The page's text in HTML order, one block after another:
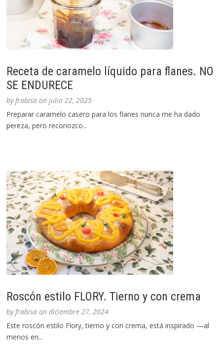
Receta de caramelo líquido para flanes. NO
SE ENDURECE
byfrabisa onjulio 22, 2025
Preparar caramelo casero para los flanes nunca me ha dado
pereza, pero reconozco...
Roscón estilo FLORY. Tierno y con crema
byfrabisa ondiciembre 27, 2024
Este roscón estilo Flory, tierno y con crema, está inspirado —al
menos en...